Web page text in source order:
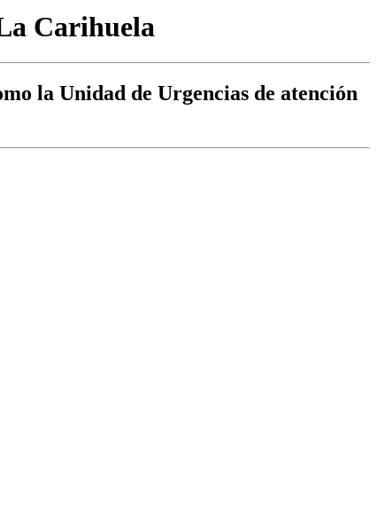
Carihuela
la Unidad de Urgencias de atención